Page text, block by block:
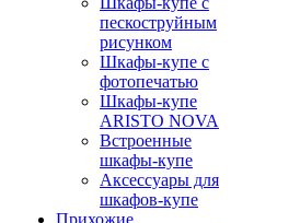
пескоструйным
рисунком
Шкафы-купе с
фотопечатью
Шкафы-купе
ARISTO NOVA
Встроенные
шкафы-купе
Аксессуары для
шкафов-купе
Прихожие